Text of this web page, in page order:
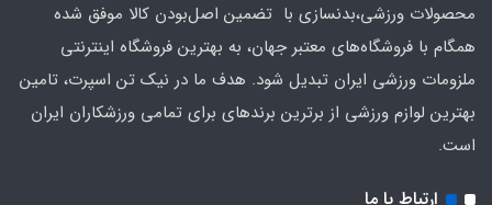
محصولات ورزشی،بدنسازی با تضمین اصل‌بودن کالا موفق شده
همگام با فروشگاه‌های معتبر جهان، به بهترین فروشگاه اینترنتی
ملزومات ورزشی ایران تبدیل شود. هدف ما در نیک تن اسپرت، تامین
بهترین لوازم ورزشی از برترین برندهای برای تمامی ورزشکاران ایران
است.
ارتباط با ما